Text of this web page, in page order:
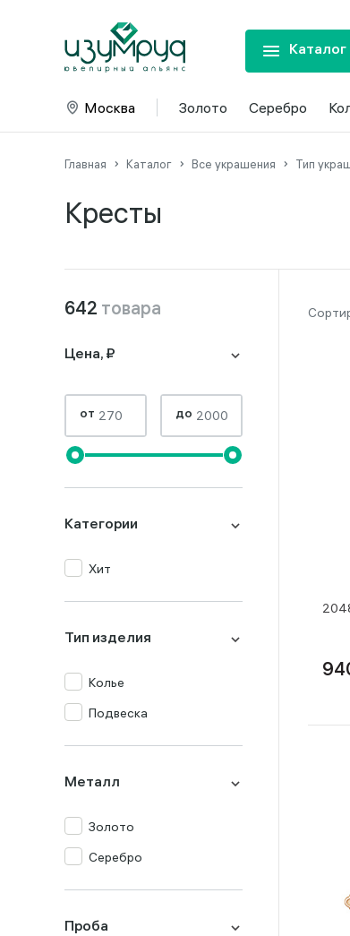
Каталог
Москва Золото Серебро
Главная Каталог Все украшения Тип
Кресты
642 товара
Цена, ₽
от до
Категории
Хит
Тип изделия
Колье
Подвеска
Металл
Золото
Серебро
Проба